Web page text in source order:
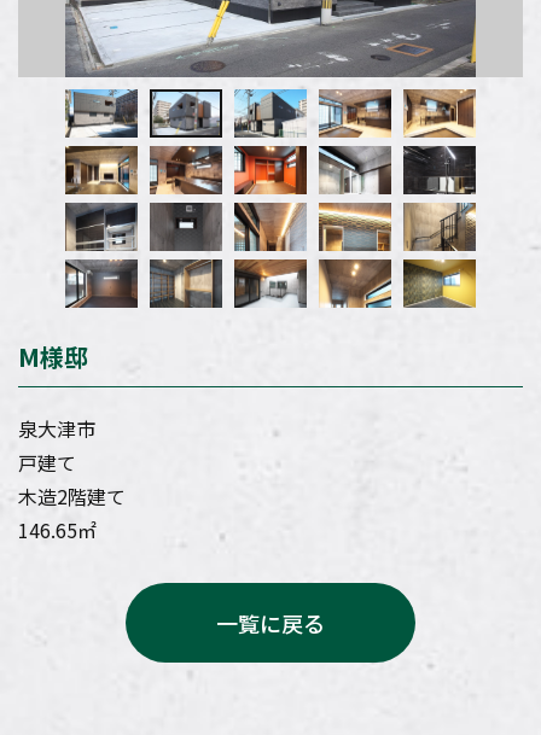
M様邸
泉大津市
戸建て
木造2階建て
146.65㎡
一覧に戻る